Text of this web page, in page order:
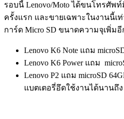
รอบนี้ Lenovo/Moto ได้ขนโทรศัพ
ครั้งแรก และขายเฉพาะในงานนี้
การ์ด Micro SD ขนาดความจุเพิ่มอี
Lenovo K6 Note แถม
Lenovo K6 Power แถม
Lenovo P2 แถม microSD
แบตเตอรี่อึดใช้งานได้นานถึ